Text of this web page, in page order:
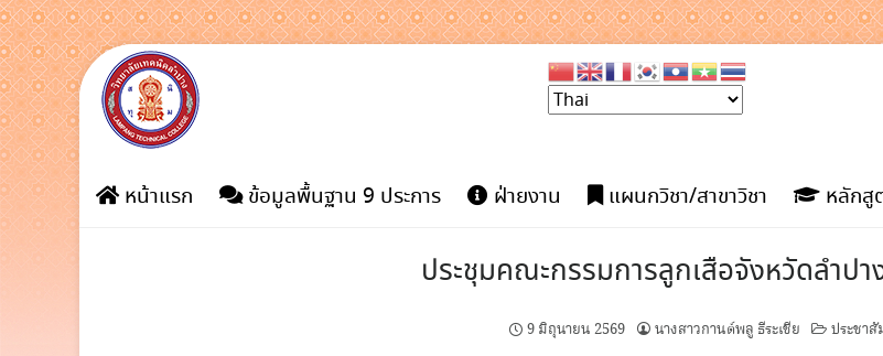
Skip
to
content
หน้าแรก ข้อมูลพื้นฐาน 9 ประการ ฝ่ายงาน แผนกวิชา/สาขาวิชา หลักสู
ประชุมคณะกรรมการลูกเสือจังหวัดลำป
9 มิถุนายน 2569 นางสาวกานต์พลู ธีระเชีย ประชา